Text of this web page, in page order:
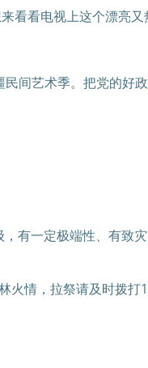
看电视上这个漂亮又
间艺术季。把党的好
有一定极端性、有致
情，拉祭请及时拨打